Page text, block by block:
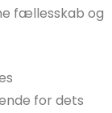
fællesskab og
for dets